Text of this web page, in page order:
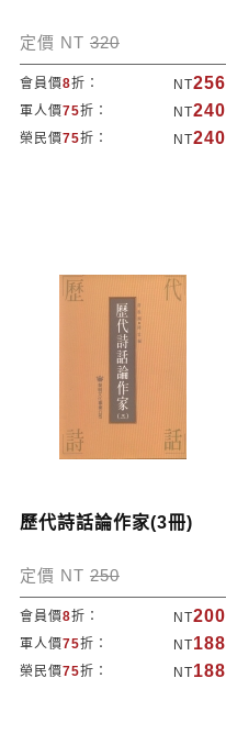
定價 NT 320
會員價8折： NT256
軍人價75折： NT240
榮民價75折： NT240
歷代詩話論作家(3冊)
定價 NT 250
會員價8折： NT200
軍人價75折： NT188
榮民價75折： NT188